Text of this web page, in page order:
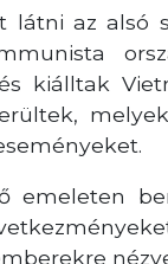
látni az alsó
kiálltak
emeleten